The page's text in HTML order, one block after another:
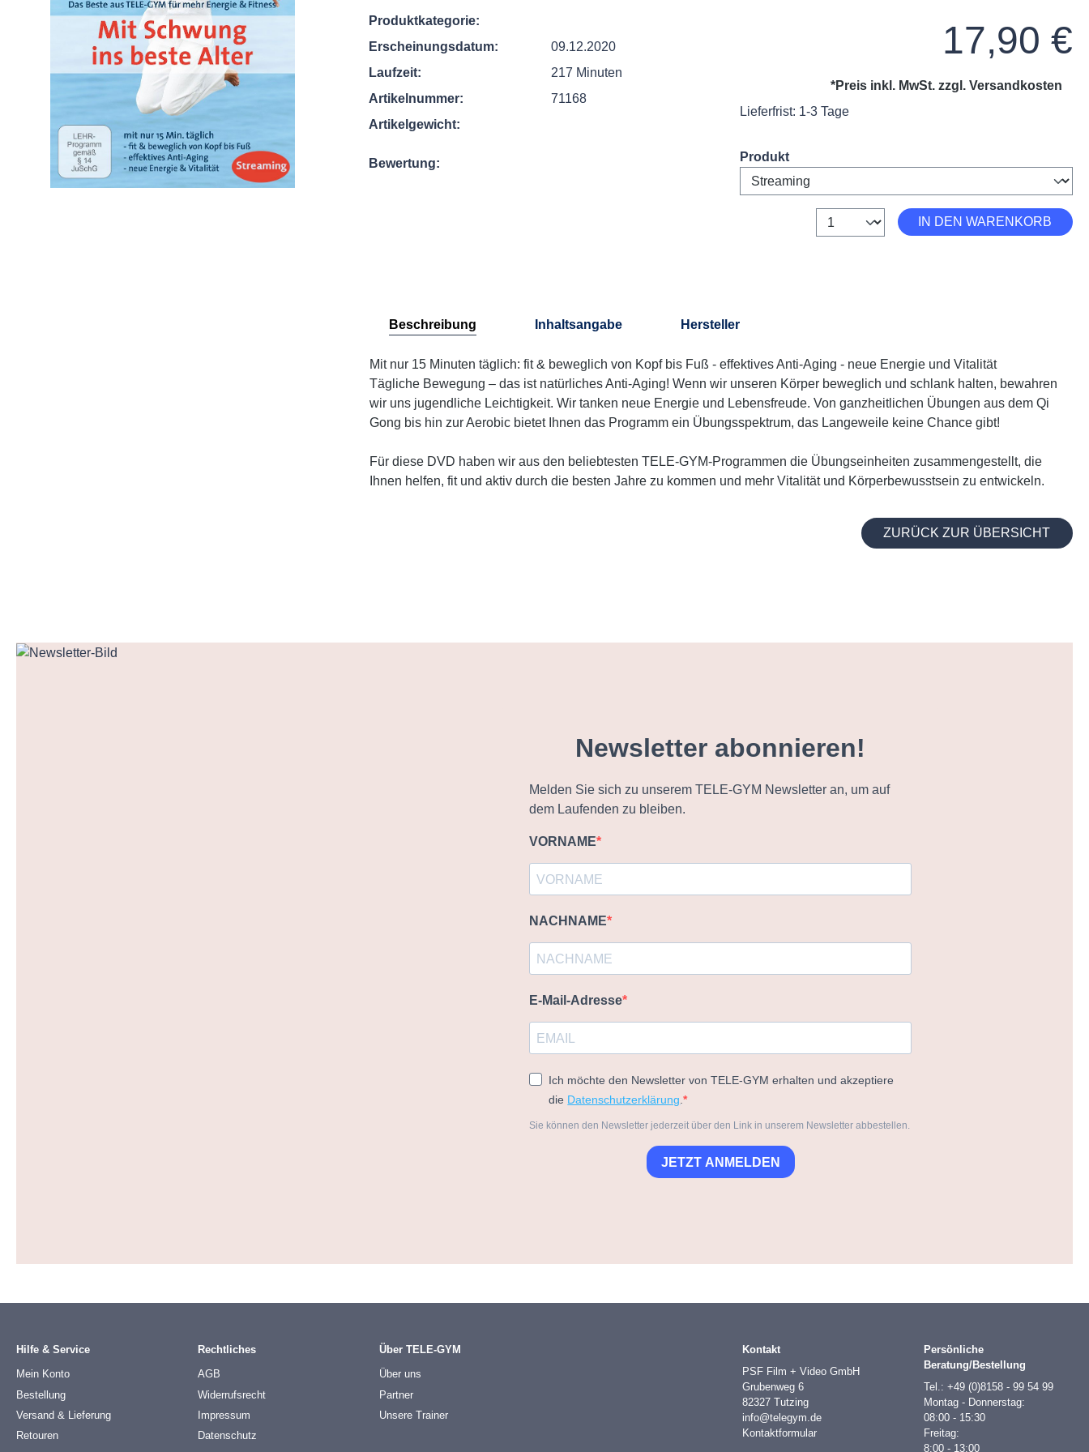
Produktkategorie:
Erscheinungsdatum:
09.12.2020
Laufzeit:
217 Minuten
Artikelnummer:
71168
Artikelgewicht:
Bewertung:
17,90 €
*Preis inkl. MwSt. zzgl. Versandkosten
Lieferfrist: 1-3 Tage
Select
Produkt
Anzahl IN DEN WARENKORB
Beschreibung Inhaltsangabe Hersteller
Mit nur 15 Minuten täglich: fit & beweglich von Kopf bis Fuß - effektives Anti-Aging - neue Energie und Vitalität
Tägliche Bewegung – das ist natürliches Anti-Aging! Wenn wir unseren Körper beweglich und schlank halten, bewahren
wir uns jugendliche Leichtigkeit. Wir tanken neue Energie und Lebensfreude. Von ganzheitlichen Übungen aus dem Qi
Gong bis hin zur Aerobic bietet Ihnen das Programm ein Übungsspektrum, das Langeweile keine Chance gibt!
Für diese DVD haben wir aus den beliebtesten TELE-GYM-Programmen die Übungseinheiten zusammengestellt, die
Ihnen helfen, fit und aktiv durch die besten Jahre zu kommen und mehr Vitalität und Körperbewusstsein zu entwickeln.
ZURÜCK ZUR ÜBERSICHT
Newsletter abonnieren!
Melden Sie sich zu unserem TELE-GYM Newsletter an, um auf
dem Laufenden zu bleiben.
VORNAME
NACHNAME
E-Mail-Adresse
Ich möchte den Newsletter von TELE-GYM erhalten und akzeptiere
die Datenschutzerklärung .
Sie können den Newsletter jederzeit über den Link in unserem Newsletter abbestellen.
JETZT ANMELDEN
Hilfe & Service
Mein Konto
Bestellung
Versand & Lieferung
Retouren
Rechtliches
AGB
Widerrufsrecht
Impressum
Datenschutz
Über TELE-GYM
Über uns
Partner
Unsere Trainer
Kontakt
PSF Film + Video GmbH
Grubenweg 6
82327 Tutzing
info@telegym.de
Kontaktformular
Persönliche
Beratung/Bestellung
Tel.: +49 (0)8158 - 99 54 99
Montag - Donnerstag:
08:00 - 15:30
Freitag:
8:00 - 13:00